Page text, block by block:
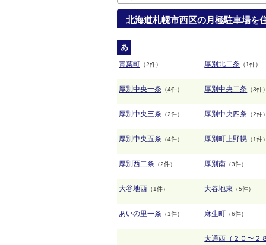
北海道札幌市西区の月極駐車場を
あ
青葉町 （2件） 厚別北二条 （1件）
厚別中央一条 （4件） 厚別中央二条 （3件）
厚別中央三条 （2件） 厚別中央四条 （2件）
厚別中央五条 （4件） 厚別町上野幌 （1件）
厚別西二条 （2件） 厚別南 （3件）
大谷地西 （1件） 大谷地東 （5件）
あいの里一条 （1件） 麻生町 （6件）
大通西（２０〜２